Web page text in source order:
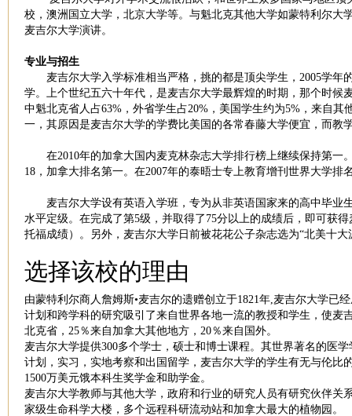
校，澳洲国立大学，北京大学等。与魁北克其他大学如蒙特利尔
麦吉尔大学演讲。
专业与招生
麦吉尔大学入学标准相当严格，挑的都是顶尖学生，2005学年
学。上个世纪五六十年代，是麦吉尔大学最辉煌的时期，那个时候
中魁北克省人占63%，外省学生占20%，美国学生约为5%，来自
一，其原因是麦吉尔大学的学费比美国的各常春藤大学便宜，而
在2010年的加拿大国内麦克林杂志大学排行榜上继续保持第一
18，加拿大排名第一。在2007年的泰晤士专上教育增刊世界大学排
麦吉尔大学设有英语入学班，专为从非英语国家来的高中毕业
水平定级。在完成了第5级，并取得了75分以上的成绩后，即可获
托福成绩）。另外，麦吉尔大学日前被花花公子杂志选为“北美十
选择该校的理由
由蒙特利尔商人詹姆斯•麦吉尔的遗赠创立于1821年,麦吉尔大学已
计划和跨学科的研究吸引了来自世界各地一流的教授和学生，使麦
北克省，25％来自加拿大其他地方，20％来自国外。
麦吉尔大学提供300多个学士，硕士和博士课程。其世界著名的医
计划，实习，实地考察和出国留学，麦吉尔大学的学生有无与伦
1500万美元饿本科生奖学金和助学金。
麦吉尔大学教师与其他大学，政府和行业的研究人员有研究伙伴
家级生命科学大楼，多个远程科研流动站和加拿大最大的植物园。